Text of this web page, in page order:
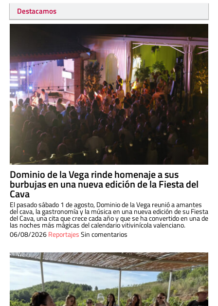
Destacamos
Dominio de la Vega rinde homenaje a sus
burbujas en una nueva edición de la Fiesta del
Cava
El pasado sábado 1 de agosto, Dominio de la Vega reunió a amantes
del cava, la gastronomía y la música en una nueva edición de su Fiesta
del Cava, una cita que crece cada año y que se ha convertido en una de
las noches más mágicas del calendario vitivinícola valenciano.
06/08/2026ReportajesSin comentarios